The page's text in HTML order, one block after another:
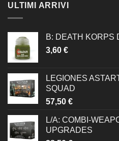
ULTIMI ARRIVI
B: DEATH KORPS
3,60 €
LEGIONES
SQUAD
57,50 €
L/A: COMBI-
UPGRADES